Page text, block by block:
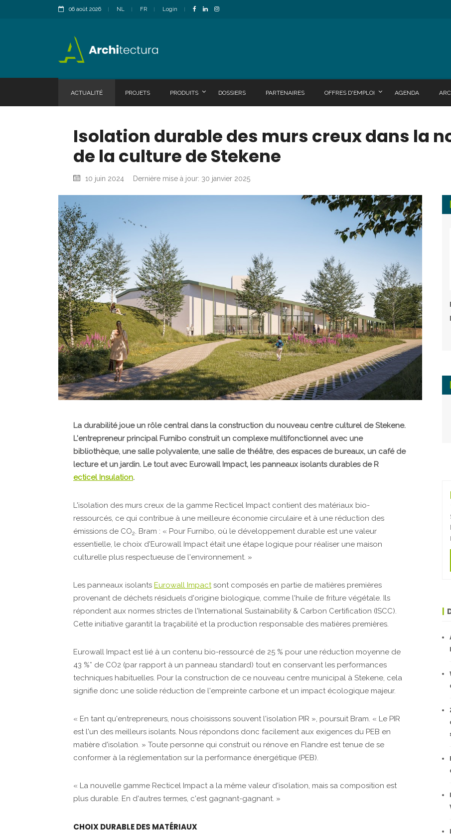
06 août 2026 NL FR Login
ACTUALITÉ PROJETS PRODUITS DOSSIERS PARTENAIRES OFFRES D'EMPLOI AGENDA
Isolation durable des murs creux dans la
de la culture de Stekene
10 juin 2024 Dernière mise à jour: 30 janvier 2025
La durabilité joue un rôle central dans la construction du nouveau centre culturel de Stekene.
L'entrepreneur principal Furnibo construit un complexe multifonctionnel avec une
bibliothèque, une salle polyvalente, une salle de théâtre, des espaces de bureaux, un café de
lecture et un jardin. Le tout avec Eurowall Impact, les panneaux isolants durables de R
ecticel Insulation.
L'isolation des murs creux de la gamme Recticel Impact contient des matériaux bio-
ressourcés, ce qui contribue à une meilleure économie circulaire et à une réduction des
émissions de CO2. Bram : « Pour Furnibo, où le développement durable est une valeur
essentielle, le choix d'Eurowall Impact était une étape logique pour réaliser une maison
culturelle plus respectueuse de l'environnement. »
Les panneaux isolants Eurowall Impactsont composés en partie de matières premières
provenant de déchets résiduels d'origine biologique, comme l'huile de friture végétale. Ils
répondent aux normes strictes de l'International Sustainability & Carbon Certification (ISCC).
Cette initiative garantit la traçabilité et la production responsable des matières premières.
Eurowall Impact est lié à un contenu bio-ressourcé de 25 % pour une réduction moyenne de
43 %* de CO2 (par rapport à un panneau standard) tout en conservant les performances
techniques habituelles. Pour la construction de ce nouveau centre municipal à Stekene, cela
signifie donc une solide réduction de l'empreinte carbone et un impact écologique majeur.
« En tant qu'entrepreneurs, nous choisissons souvent l'isolation PIR », poursuit Bram. « Le PIR
est l'un des meilleurs isolants. Nous répondons donc facilement aux exigences du PEB en
matière d'isolation. » Toute personne qui construit ou rénove en Flandre est tenue de se
conformer à la réglementation sur la performance énergétique (PEB).
« La nouvelle gamme Recticel Impact a la même valeur d'isolation, mais sa composition est
plus durable. En d'autres termes, c'est gagnant-gagnant. »
CHOIX DURABLE DES MATÉRIAUX